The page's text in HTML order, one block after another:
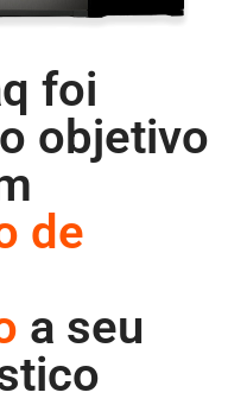
foi
objetivo
de
a seu